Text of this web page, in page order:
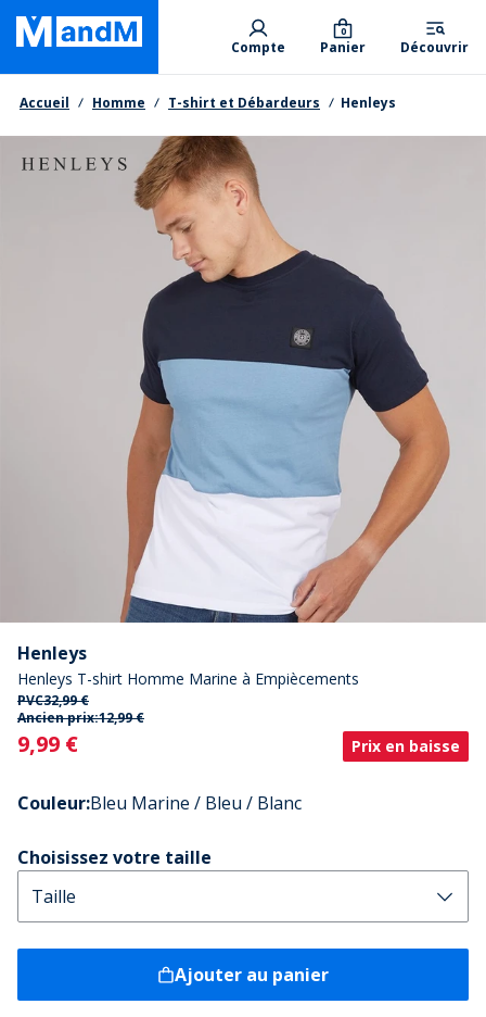
Skip
main
content
Primary departments
Compte Panier
0
Découvrir
Fil d'Ariane
Accueil Homme T-shirt et Débardeurs Henleys
Henleys
Henleys T-shirt Homme Marine à Empiècements
PVC32,99 €
Ancien prix:12,99 €
Current
9,99 € Prix en baisse
Couleur:Bleu Marine / Bleu / Blanc
Choisissez votre taille
Ajouter au panier